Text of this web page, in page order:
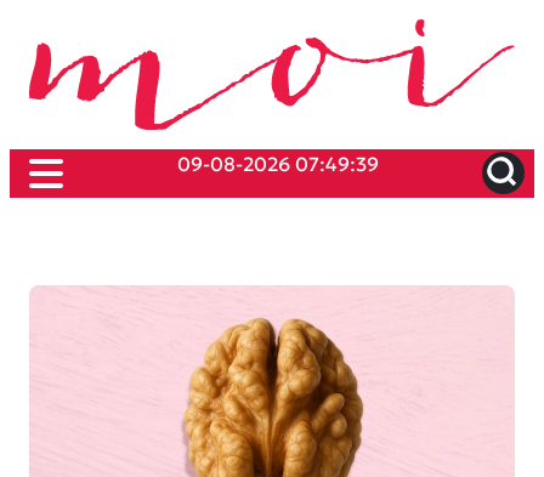
09-08-2026 07:49:39